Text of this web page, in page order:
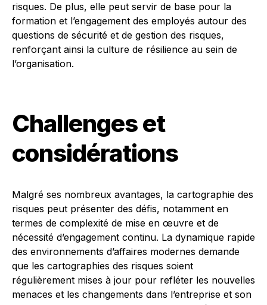
risques. De plus, elle peut servir de base pour la
formation et l’engagement des employés autour des
questions de sécurité et de gestion des risques,
renforçant ainsi la culture de résilience au sein de
l’organisation.
Challenges et
considérations
Malgré ses nombreux avantages, la cartographie des
risques peut présenter des défis, notamment en
termes de complexité de mise en œuvre et de
nécessité d’engagement continu. La dynamique rapide
des environnements d’affaires modernes demande
que les cartographies des risques soient
régulièrement mises à jour pour refléter les nouvelles
menaces et les changements dans l’entreprise et son